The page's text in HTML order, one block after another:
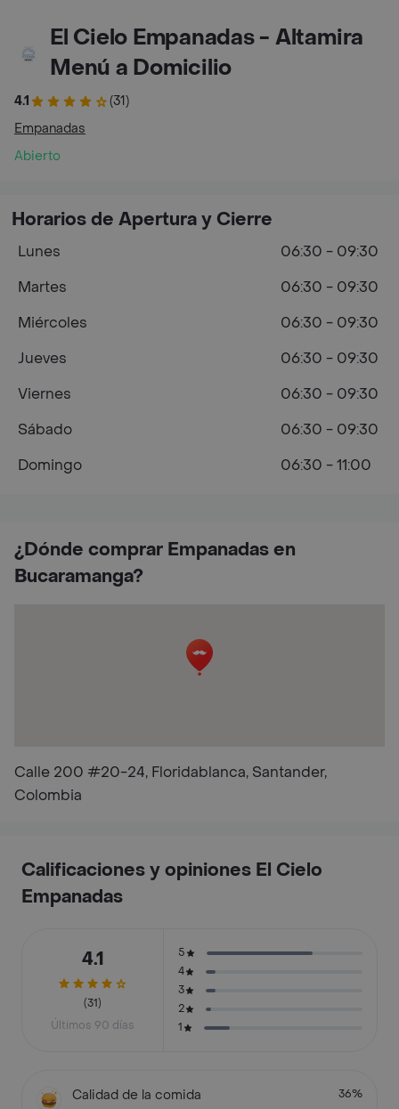
El Cielo Empanadas - Altamira
Menú a Domicilio
4.1
(31)
Empanadas
Abierto
¿Dónde comprar Empanadas en
Bucaramanga?
Calle 200 #20-24, Floridablanca, Santander,
Colombia
Horarios de Apertura y Cierre
Lunes
06:30 - 09:30
Martes
06:30 - 09:30
Miércoles
06:30 - 09:30
Jueves
06:30 - 09:30
Viernes
06:30 - 09:30
Sábado
06:30 - 09:30
Domingo
06:30 - 11:00
Calificaciones y opiniones El Cielo
Empanadas
4.1
(31)
Últimos 90 días
5
4
3
2
1
Calidad de la comida 36%